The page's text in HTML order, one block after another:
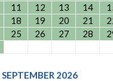
11 12 13 14
18 19 20 21
25 26 27 28
SEPTEMBER 2026